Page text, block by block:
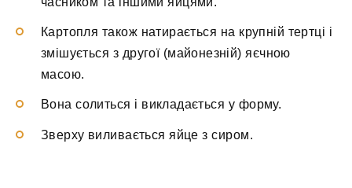
Картопля також натирається на крупній тертці і
змішується з другої (майонезній) яєчною
масою.
Вона солиться і викладається у форму.
Зверху виливається яйце з сиром.